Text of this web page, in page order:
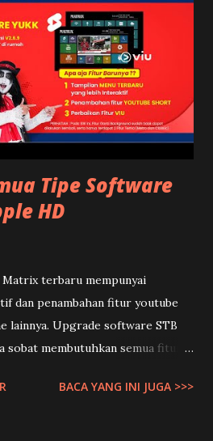
Tipe Software
HD
terbaru mempunyai
dan penambahan fitur youtube
lainnya. Upgrade software STB
membutuhkan semua fitur
nonton TV Digital saja, maka
BACA YANG INI JUGA >>>